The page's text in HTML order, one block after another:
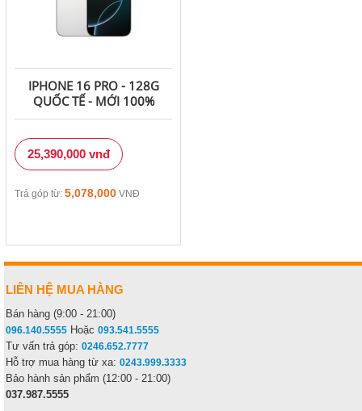
IPHONE 16 PRO - 128G
QUỐC TẾ - MỚI 100%
25,390,000 vnđ
Trả góp từ:5,078,000 VNĐ
LIÊN HỆ MUA HÀNG
Bán hàng (9:00 - 21:00)
096.140.5555 Hoặc093.541.5555
Tư vấn trả góp:0246.652.7777
Hỗ trợ mua hàng từ xa:0243.999.3333
Bảo hành sản phẩm (12:00 - 21:00)
037.987.5555